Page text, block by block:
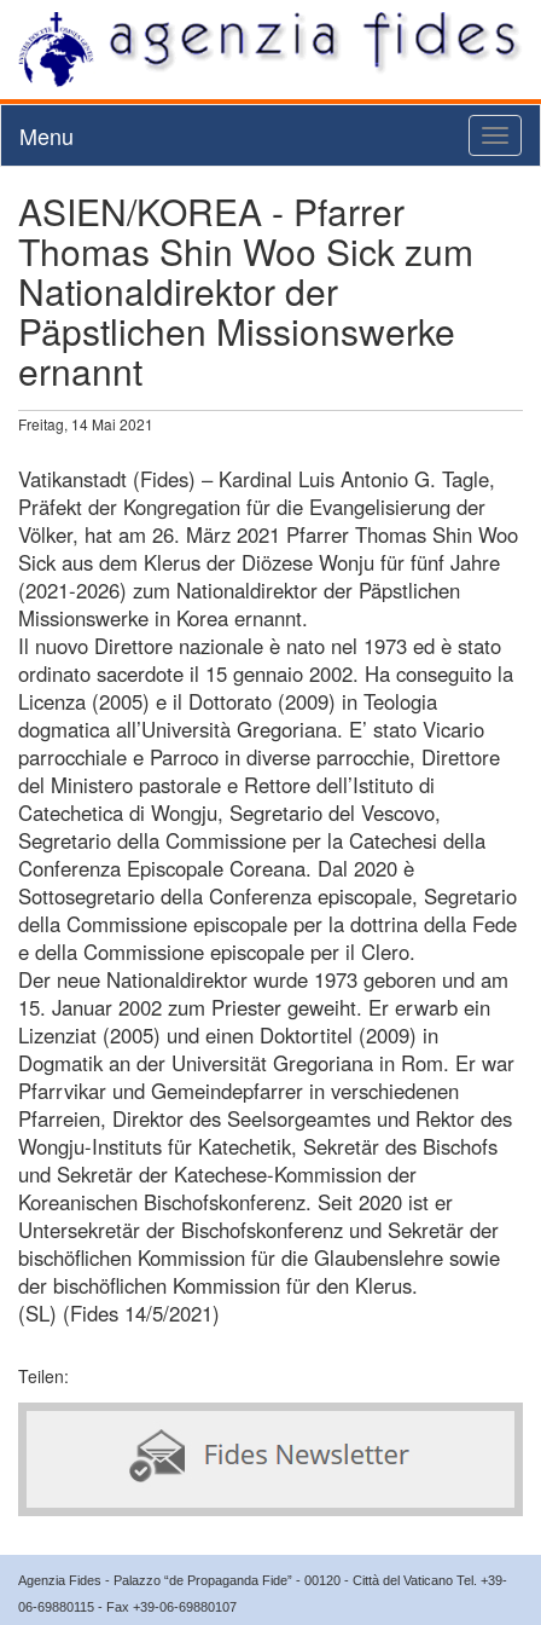
Menu
ASIEN/KOREA - Pfarrer
Thomas Shin Woo Sick zum
Nationaldirektor der
Päpstlichen Missionswerke
ernannt
Freitag, 14 Mai 2021
Vatikanstadt (Fides) – Kardinal Luis Antonio G. Tagle,
Präfekt der Kongregation für die Evangelisierung der
Völker, hat am 26. März 2021 Pfarrer Thomas Shin Woo
Sick aus dem Klerus der Diözese Wonju für fünf Jahre
(2021-2026) zum Nationaldirektor der Päpstlichen
Missionswerke in Korea ernannt.
Il nuovo Direttore nazionale è nato nel 1973 ed è stato
ordinato sacerdote il 15 gennaio 2002. Ha conseguito la
Licenza (2005) e il Dottorato (2009) in Teologia
dogmatica all’Università Gregoriana. E’ stato Vicario
parrocchiale e Parroco in diverse parrocchie, Direttore
del Ministero pastorale e Rettore dell’Istituto di
Catechetica di Wongju, Segretario del Vescovo,
Segretario della Commissione per la Catechesi della
Conferenza Episcopale Coreana. Dal 2020 è
Sottosegretario della Conferenza episcopale, Segretario
della Commissione episcopale per la dottrina della Fede
e della Commissione episcopale per il Clero.
Der neue Nationaldirektor wurde 1973 geboren und am
15. Januar 2002 zum Priester geweiht. Er erwarb ein
Lizenziat (2005) und einen Doktortitel (2009) in
Dogmatik an der Universität Gregoriana in Rom. Er war
Pfarrvikar und Gemeindepfarrer in verschiedenen
Pfarreien, Direktor des Seelsorgeamtes und Rektor des
Wongju-Instituts für Katechetik, Sekretär des Bischofs
und Sekretär der Katechese-Kommission der
Koreanischen Bischofskonferenz. Seit 2020 ist er
Untersekretär der Bischofskonferenz und Sekretär der
bischöflichen Kommission für die Glaubenslehre sowie
der bischöflichen Kommission für den Klerus.
(SL) (Fides 14/5/2021)
Teilen:
Agenzia Fides - Palazzo “de Propaganda Fide” - 00120 - Città del Vaticano Tel. +39-
06-69880115 - Fax +39-06-69880107